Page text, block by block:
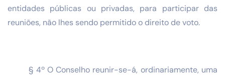
entidades públicas ou privadas, para participar das
reuniões, não lhes sendo permitido o direito de voto.
§ 4º O Conselho reunir-se-á, ordinariamente, uma